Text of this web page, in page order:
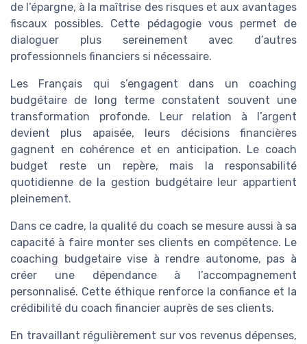
de l’épargne, à la maîtrise des risques et aux avantages
fiscaux possibles. Cette pédagogie vous permet de
dialoguer plus sereinement avec d’autres
professionnels financiers si nécessaire.
Les Français qui s’engagent dans un coaching
budgétaire de long terme constatent souvent une
transformation profonde. Leur relation à l’argent
devient plus apaisée, leurs décisions financières
gagnent en cohérence et en anticipation. Le coach
budget reste un repère, mais la responsabilité
quotidienne de la gestion budgétaire leur appartient
pleinement.
Dans ce cadre, la qualité du coach se mesure aussi à sa
capacité à faire monter ses clients en compétence. Le
coaching budgetaire vise à rendre autonome, pas à
créer une dépendance à l’accompagnement
personnalisé. Cette éthique renforce la confiance et la
crédibilité du coach financier auprès de ses clients.
En travaillant régulièrement sur vos revenus dépenses,